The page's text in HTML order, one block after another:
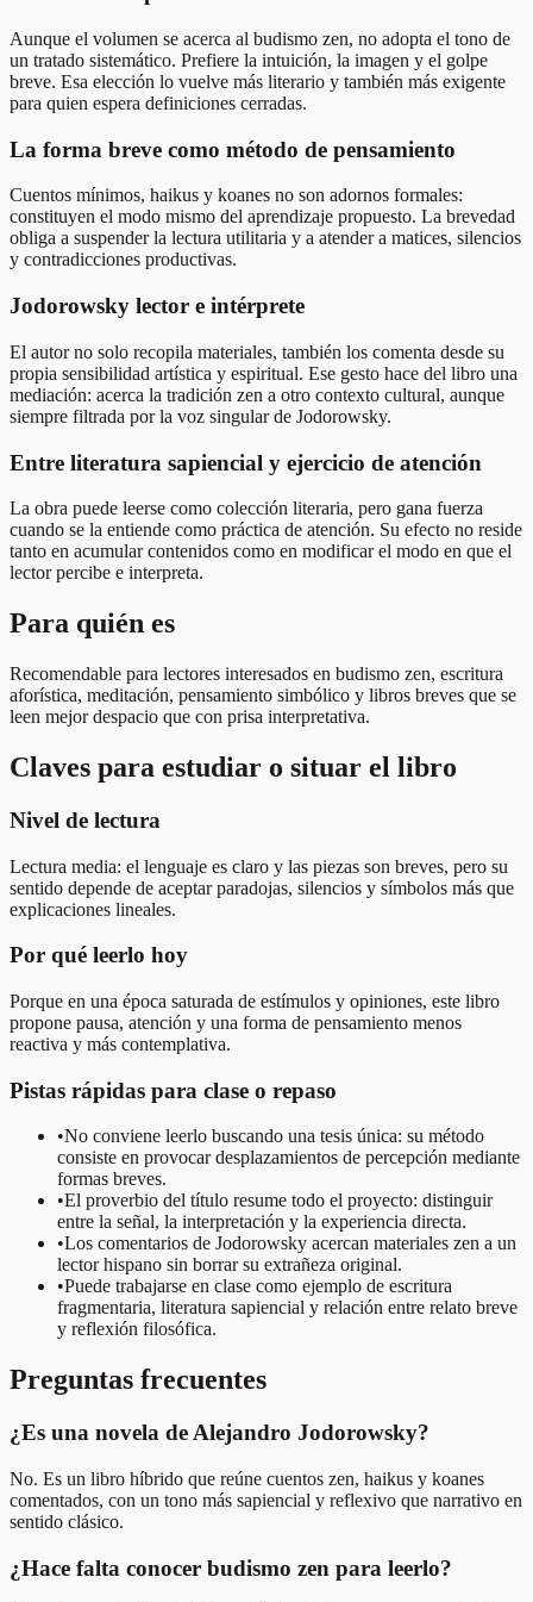
Aunque el volumen se acerca al budismo zen, no adopta el tono de
un tratado sistemático. Prefiere la intuición, la imagen y el golpe
breve. Esa elección lo vuelve más literario y también más exigente
para quien espera definiciones cerradas.
La forma breve como método de pensamiento
Cuentos mínimos, haikus y koanes no son adornos formales:
constituyen el modo mismo del aprendizaje propuesto. La brevedad
obliga a suspender la lectura utilitaria y a atender a matices, silencios
y contradicciones productivas.
Jodorowsky lector e intérprete
El autor no solo recopila materiales, también los comenta desde su
propia sensibilidad artística y espiritual. Ese gesto hace del libro una
mediación: acerca la tradición zen a otro contexto cultural, aunque
siempre filtrada por la voz singular de Jodorowsky.
Entre literatura sapiencial y ejercicio de atención
La obra puede leerse como colección literaria, pero gana fuerza
cuando se la entiende como práctica de atención. Su efecto no reside
tanto en acumular contenidos como en modificar el modo en que el
lector percibe e interpreta.
Para quién es
Recomendable para lectores interesados en budismo zen, escritura
aforística, meditación, pensamiento simbólico y libros breves que se
leen mejor despacio que con prisa interpretativa.
Claves para estudiar o situar el libro
Nivel de lectura
Lectura media: el lenguaje es claro y las piezas son breves, pero su
sentido depende de aceptar paradojas, silencios y símbolos más que
explicaciones lineales.
Por qué leerlo hoy
Porque en una época saturada de estímulos y opiniones, este libro
propone pausa, atención y una forma de pensamiento menos
reactiva y más contemplativa.
Pistas rápidas para clase o repaso
•No conviene leerlo buscando una tesis única: su método
consiste en provocar desplazamientos de percepción mediante
formas breves.
•El proverbio del título resume todo el proyecto: distinguir
entre la señal, la interpretación y la experiencia directa.
•Los comentarios de Jodorowsky acercan materiales zen a un
lector hispano sin borrar su extrañeza original.
•Puede trabajarse en clase como ejemplo de escritura
fragmentaria, literatura sapiencial y relación entre relato breve
y reflexión filosófica.
Preguntas frecuentes
¿Es una novela de Alejandro Jodorowsky?
No. Es un libro híbrido que reúne cuentos zen, haikus y koanes
comentados, con un tono más sapiencial y reflexivo que narrativo en
sentido clásico.
¿Hace falta conocer budismo zen para leerlo?